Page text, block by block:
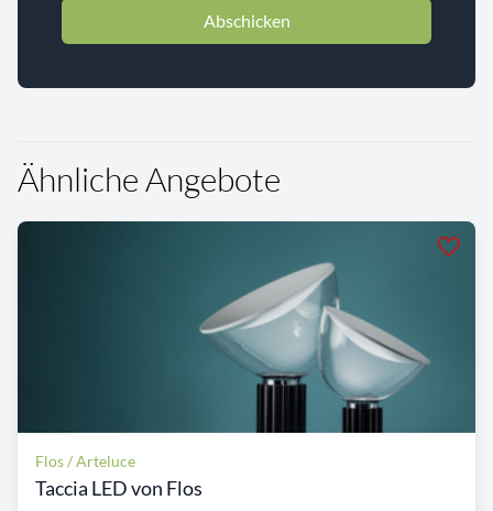
Abschicken
Ähnliche Angebote
Flos / Arteluce
Taccia LED von Flos